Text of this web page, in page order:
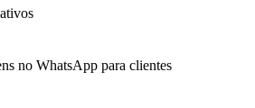
no WhatsApp para clientes